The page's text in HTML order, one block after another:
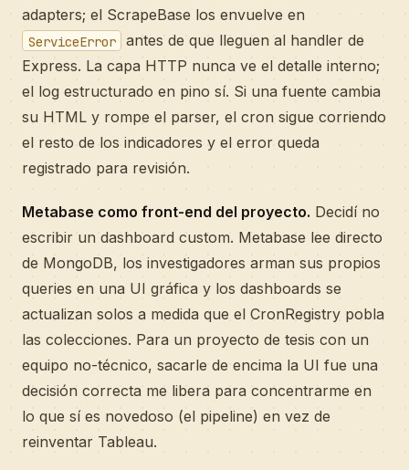
adapters; el ScrapeBase los envuelve en
ServiceError
antes de que lleguen al handler de
Express. La capa HTTP nunca ve el detalle interno;
el log estructurado en pino sí. Si una fuente cambia
su HTML y rompe el parser, el cron sigue corriendo
el resto de los indicadores y el error queda
registrado para revisión.
Metabase como front-end del proyecto. Decidí no
escribir un dashboard custom. Metabase lee directo
de MongoDB, los investigadores arman sus propios
queries en una UI gráfica y los dashboards se
actualizan solos a medida que el CronRegistry pobla
las colecciones. Para un proyecto de tesis con un
equipo no-técnico, sacarle de encima la UI fue una
decisión correcta me libera para concentrarme en
lo que sí es novedoso (el pipeline) en vez de
reinventar Tableau.